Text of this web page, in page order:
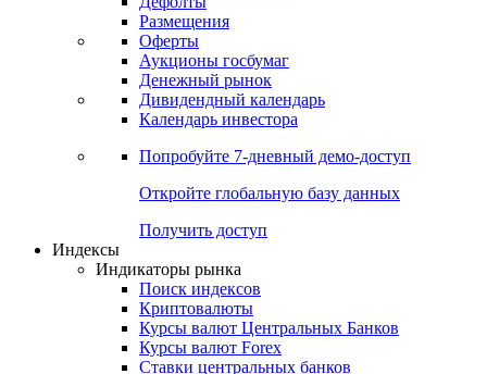
Получить доступ
Календарь
Календарь событий
Дефолты
Размещения
Оферты
Денежный рынок
Календарь инвестора
Попробуйте7-дневный
Откройте глобальную базу данных
Получить доступ
Индикаторы рынка
Поиск индексов